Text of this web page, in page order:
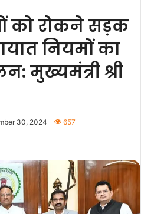
को रोकने सड़क
नियमों का
मुख्यमंत्री श्री
30, 2024 657